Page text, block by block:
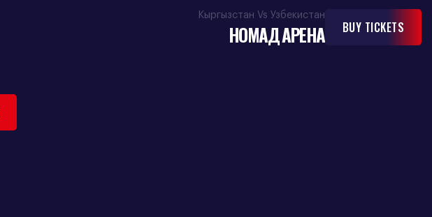
Кыргызстан Vs Узбекистан
НОМАД АРЕНА BUY TICKETS